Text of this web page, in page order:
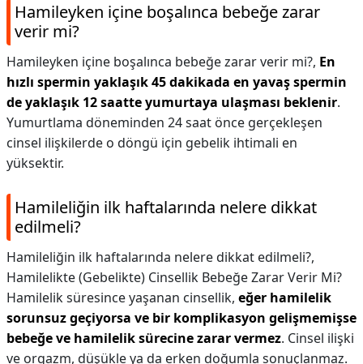
Hamileyken içine boşalınca bebeğe zarar
verir mi?
Hamileyken içine boşalınca bebeğe zarar verir mi?, En
hızlı spermin yaklaşık 45 dakikada en yavaş spermin
de yaklaşık 12 saatte yumurtaya ulaşması beklenir.
Yumurtlama döneminden 24 saat önce gerçekleşen
cinsel ilişkilerde o döngü için gebelik ihtimali en
yüksektir.
Hamileliğin ilk haftalarında nelere dikkat
edilmeli?
Hamileliğin ilk haftalarında nelere dikkat edilmeli?,
Hamilelikte (Gebelikte) Cinsellik Bebeğe Zarar Verir Mi?
Hamilelik süresince yaşanan cinsellik, eğer hamilelik
sorunsuz geçiyorsa ve bir komplikasyon gelişmemişse
bebeğe ve hamilelik sürecine zarar vermez. Cinsel ilişki
ve orgazm, düşükle ya da erken doğumla sonuçlanmaz.